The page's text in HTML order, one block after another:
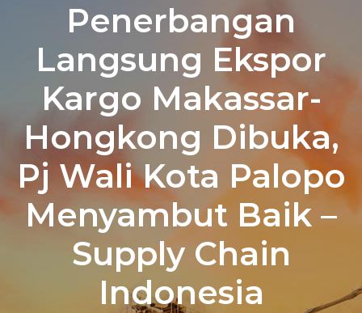
Penerbangan
Langsung Ekspor
Kargo Makassar-
Hongkong Dibuka,
Pj Wali Kota Palopo
Menyambut Baik –
Supply Chain
Indonesia